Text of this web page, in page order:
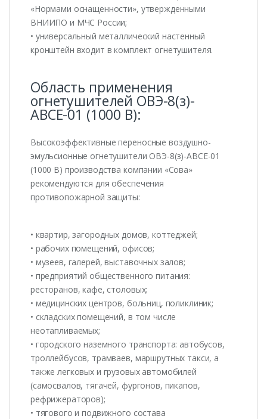
«Нормами оснащенности», утвержденными
ВНИИПО и МЧС России;
• универсальный металлический настенный
кронштейн входит в комплект огнетушителя.
Область применения
огнетушителей ОВЭ-8(з)-
АВСЕ-01 (1000 В):
Высокоэффективные переносные воздушно-
эмульсионные огнетушители ОВЭ-8(з)-АВСЕ-01
(1000 В) производства компании «Сова»
рекомендуются для обеспечения
противопожарной защиты:
• квартир, загородных домов, коттеджей;
• рабочих помещений, офисов;
• музеев, галерей, выставочных залов;
• предприятий общественного питания:
ресторанов, кафе, столовых;
• медицинских центров, больниц, поликлиник;
• складских помещений, в том числе
неотапливаемых;
• городского наземного транспорта: автобусов,
троллейбусов, трамваев, маршрутных такси, а
также легковых и грузовых автомобилей
(самосвалов, тягачей, фургонов, пикапов,
рефрижераторов);
• тягового и подвижного состава